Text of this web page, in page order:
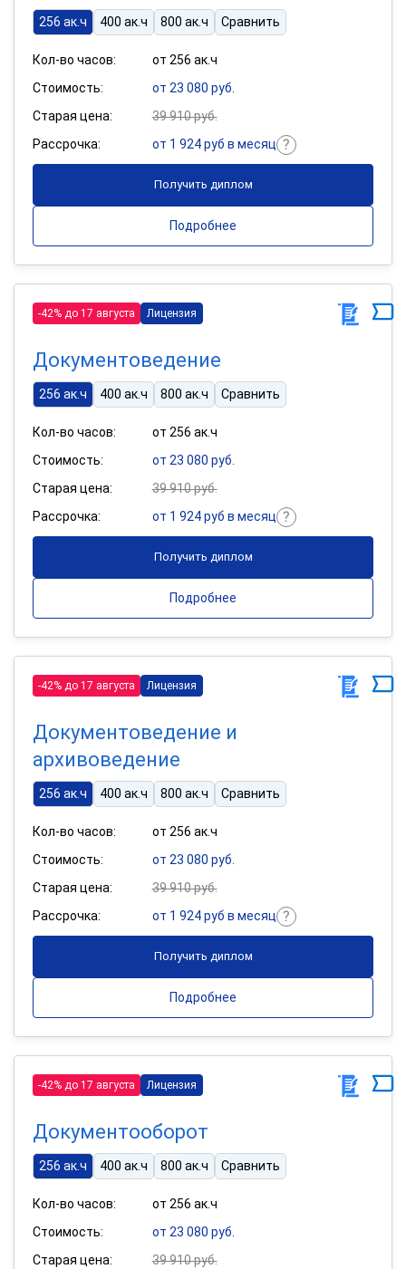
256 ак.ч 400 ак.ч 800 ак.ч Сравнить
Кол-во часов:
от 256 ак.ч
Стоимость:
от 23 080 руб.
Старая цена:
39 910 руб.
Рассрочка:
от 1 924 руб в месяц
Получить диплом
Подробнее
-42% до 17 августа Лицензия
Документоведение
256 ак.ч 400 ак.ч 800 ак.ч Сравнить
Кол-во часов:
от 256 ак.ч
Стоимость:
от 23 080 руб.
Старая цена:
39 910 руб.
Рассрочка:
от 1 924 руб в месяц
Получить диплом
Подробнее
-42% до 17 августа Лицензия
Документоведение и
архивоведение
256 ак.ч 400 ак.ч 800 ак.ч Сравнить
Кол-во часов:
от 256 ак.ч
Стоимость:
от 23 080 руб.
Старая цена:
39 910 руб.
Рассрочка:
от 1 924 руб в месяц
Получить диплом
Подробнее
-42% до 17 августа Лицензия
Документооборот
256 ак.ч 400 ак.ч 800 ак.ч Сравнить
Кол-во часов:
от 256 ак.ч
Стоимость:
от 23 080 руб.
Старая цена:
39 910 руб.